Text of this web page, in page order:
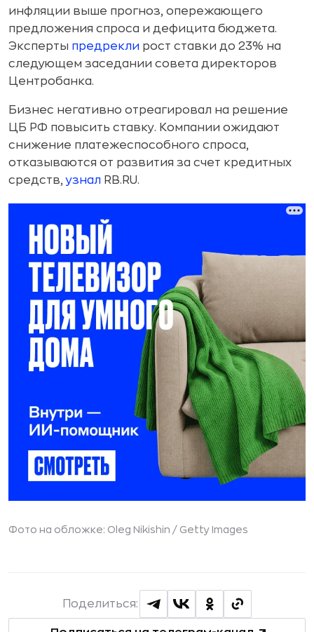
инфляции выше прогноз, опережающего
предложения спроса и дефицита бюджета.
Эксперты предрекли рост ставки до 23% на
следующем заседании совета директоров
Центробанка.
Бизнес негативно отреагировал на решение
ЦБ РФ повысить ставку. Компании ожидают
снижение платежеспособного спроса,
отказываются от развития за счет кредитных
средств,узнал RB.RU.
Фото на обложке: Oleg Nikishin / Getty Images
Поделиться: